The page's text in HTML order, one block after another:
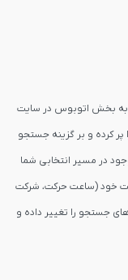
اتوبوس داراب شیراز از قاصدک24 ابتدا به بخش اتوبوس در سایت
پر کرده و بر گزینه جستجو
در مسیر انتخابی شما
خود (ساعت حرکت، شرکت
جستجو را تغییر داده و